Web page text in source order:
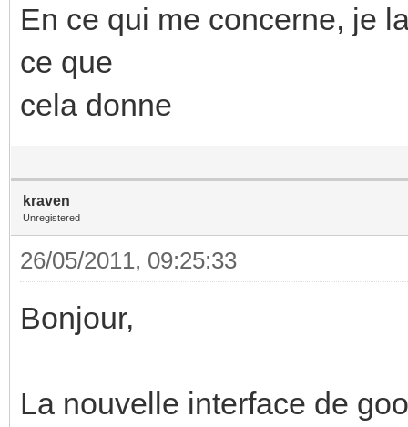
En ce qui me concerne, je
ce que
cela donne
kraven
Unregistered
26/05/2011, 09:25:33
Bonjour,
La nouvelle interface de